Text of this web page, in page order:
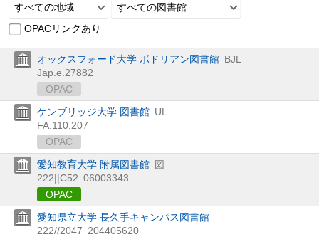
すべての地域
すべての図書館
OPACリンクあり
オックスフォード大学 ボドリアン図書館 BJL
Jap.e.27882
OPAC
ケンブリッジ大学 図書館 UL
FA.110.207
OPAC
愛知教育大学 附属図書館 図
222||C52 06003343
OPAC
愛知県立大学 長久手キャンパス図書館
222//2047 204405620